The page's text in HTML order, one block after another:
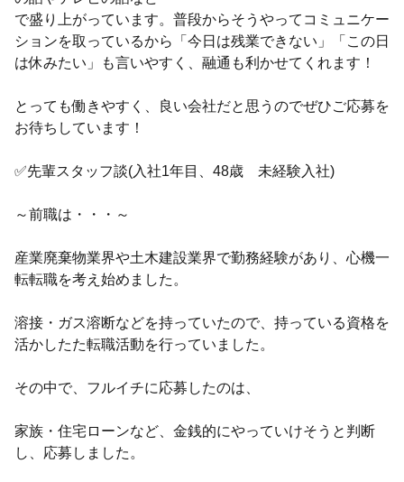
で盛り上がっています。普段からそうやってコミュニケー
ションを取っているから「今日は残業できない」「この日
は休みたい」も言いやすく、融通も利かせてくれます！
とっても働きやすく、良い会社だと思うのでぜひご応募を
お待ちしています！
✅先輩スタッフ談(入社1年目、48歳 未経験入社)
～前職は・・・～
産業廃棄物業界や土木建設業界で勤務経験があり、心機一
転転職を考え始めました。
溶接・ガス溶断などを持っていたので、持っている資格を
活かしたた転職活動を行っていました。
その中で、フルイチに応募したのは、
家族・住宅ローンなど、金銭的にやっていけそうと判断
し、応募しました。